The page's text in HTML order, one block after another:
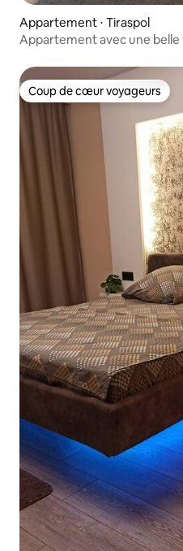
Appartement ⋅ Tiraspol
Appartement avec une belle
Coup de cœur voyageurs
Coup de cœur voyageurs